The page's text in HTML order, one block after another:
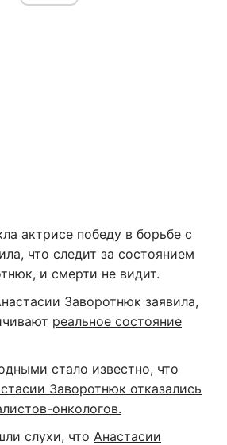
актрисе победу в борьбе с
что следит за состоянием
и смерти не видит.
Заворотнюк заявила,
реальное состояние
стало известно, что
Заворотнюк отказались
онкологов.
слухи, что Анастасии